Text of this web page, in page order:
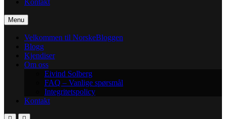
Kontakt
Menu
Velkommen til NorskeBloggen
Blogg
Kjendiser
Om oss
Eivind Solberg
FAQ – Vanlige spørsmål
Integritetspolicy
Kontakt